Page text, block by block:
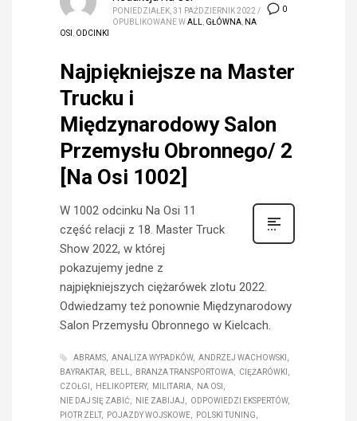
0
PONIEDZIAŁEK, 31 PAŹDZIERNIK 2022 /
OPUBLIKOWANE WALL GŁÓWNA NA
OSI
ODCINKI
Najpiękniejsze na Master
Trucku i
Międzynarodowy Salon
Przemysłu Obronnego/ 2
[Na Osi 1002]
W 1002 odcinku Na Osi 11
część relacji z 18. Master Truck
Show 2022, w której
pokazujemy jedne z
najpiękniejszych ciężarówek zlotu 2022.
Odwiedzamy też ponownie Międzynarodowy
Salon Przemysłu Obronnego w Kielcach.
ABRAMS ANALIZA WYPADKÓW
ANDRZEJ WACHOWSKI
BAYRAKTAR
BELL BRANŻA TRANSPORTOWA
CIĘŻARÓWKI
CZOŁGI
HELIKOPTERY MILITARIA
NA OSI
NIE DAJ SIĘ ZABIĆ
NIE ZABIJAJ
ODPOWIEDZI EKSPERTÓW
PIOTR ZELT
POJAZDY WOJSKOWE
POLSKI TUNING